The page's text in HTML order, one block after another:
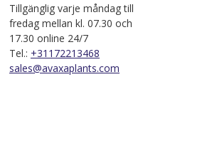
Tillgänglig varje måndag till
fredag mellan kl. 07.30 och
17.30 online 24/7
Tel.: +31172213468
sales@avaxaplants.com